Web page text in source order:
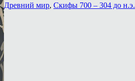
Древний мир, Скифы 700 – 304 до н.э.